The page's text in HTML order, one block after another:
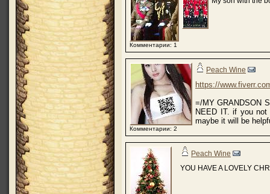
Комментарии: 1
Комментарии: 2
Peach Wine
https://
=/MY GRANDSON
NEED IT. if you not
maybe it will be
Peach Wine
YOU HAVE A LOVELY